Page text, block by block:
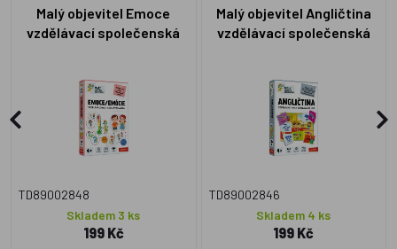
Malý objevitel Emoce
vzdělávací společenská
TD89002848
Skladem 3 ks
199 Kč
Malý objevitel Angličtina
vzdělávací společenská
TD89002846
Skladem 4 ks
199 Kč